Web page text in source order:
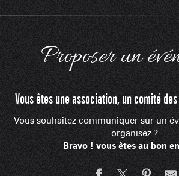
Proposer un
Vous êtes une association, un comité
Vous souhaitez communiquer sur un
organisez ?
Bravo ! vous êtes au bon